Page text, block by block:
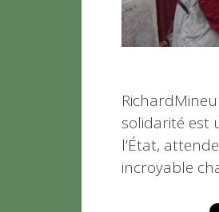
solidarité est
l’État,
incroyable